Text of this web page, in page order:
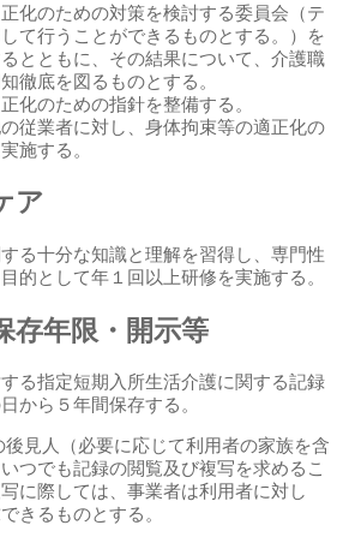
正化のための対策を検討する委員会（テ
て行うことができるものとする。）を
とともに、その結果について、介護職
徹底を図るものとする。
化のための指針を整備する。
の従業者に対し、身体拘束等の適正化の
施する。
ア
る十分な知識と理解を習得し、専門性
的として年１回以上研修を実施する。
存年限・開示等
る指定短期入所生活介護に関する記録
から５年間保存する。
後見人（必要に応じて利用者の家族を含
つでも記録の閲覧及び複写を求めるこ
に際しては、事業者は利用者に対し
きるものとする。